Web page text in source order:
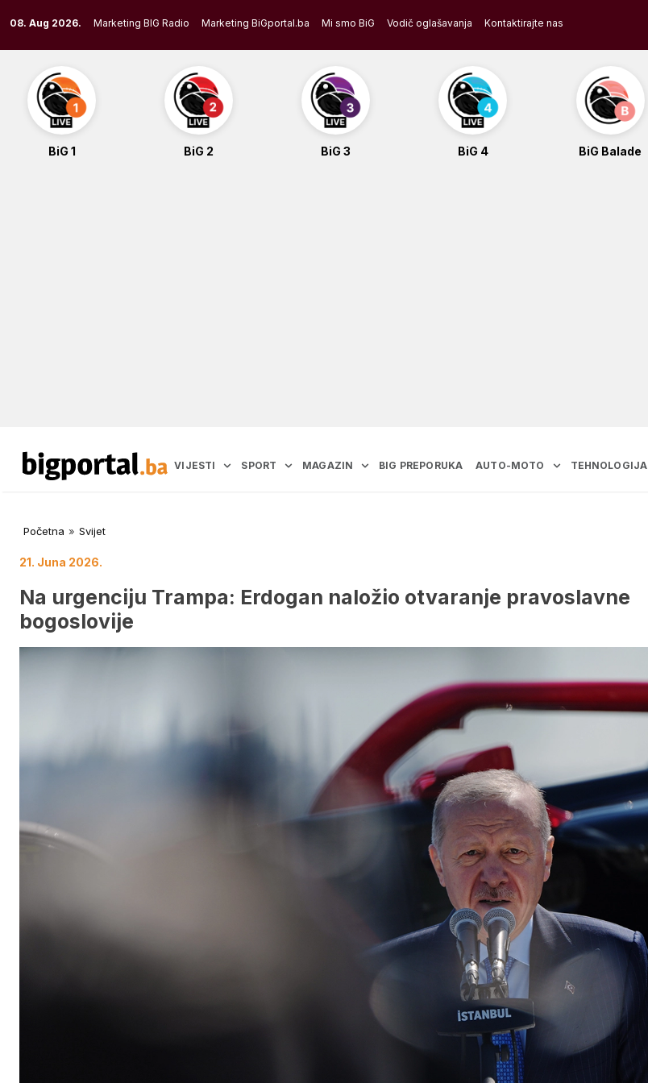
to
content
08. Aug 2026. Marketing BIG Radio Marketing BiGportal.ba Mi smo BiG Vodič oglašavanja Kontaktirajte nas
BiG 1 BiG 2 BiG 3 BiG 4 BiG Balade
VIJESTI SPORT MAGAZIN BIG PREPORUKA AUTO-MOTO TEHNOLOGIJA
Početna » Svijet
21. Juna 2026.
Na urgenciju Trampa: Erdogan naložio otvaranje pravoslavne
bogoslovije